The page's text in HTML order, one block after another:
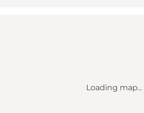
Loading map...